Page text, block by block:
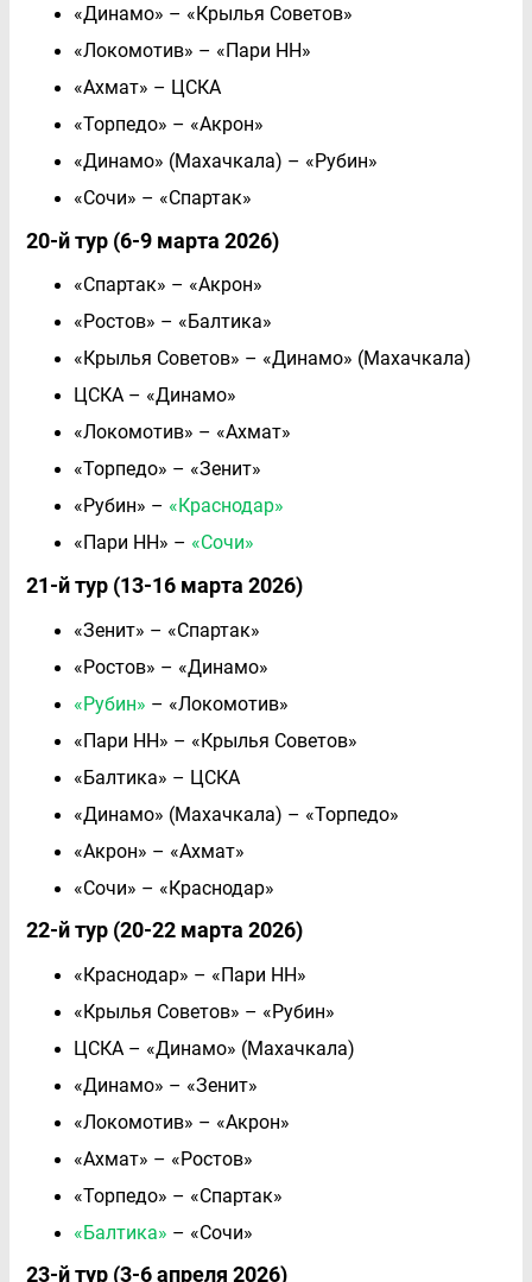
«Динамо» – «Крылья Советов»
«Локомотив» – «Пари НН»
«Ахмат» – ЦСКА
«Торпедо» – «Акрон»
«Динамо» (Махачкала) – «Рубин»
«Сочи» – «Спартак»
20-й тур (6-9 марта 2026)
«Спартак» – «Акрон»
«Ростов» – «Балтика»
«Крылья Советов» – «Динамо» (Махачкала)
ЦСКА – «Динамо»
«Локомотив» – «Ахмат»
«Торпедо» – «Зенит»
«Рубин» – «Краснодар»
«Пари НН» – «Сочи»
21-й тур (13-16 марта 2026)
«Зенит» – «Спартак»
«Ростов» – «Динамо»
«Рубин» – «Локомотив»
«Пари НН» – «Крылья Советов»
«Балтика» – ЦСКА
«Динамо» (Махачкала) – «Торпедо»
«Акрон» – «Ахмат»
«Сочи» – «Краснодар»
22-й тур (20-22 марта 2026)
«Краснодар» – «Пари НН»
«Крылья Советов» – «Рубин»
ЦСКА – «Динамо» (Махачкала)
«Динамо» – «Зенит»
«Локомотив» – «Акрон»
«Ахмат» – «Ростов»
«Торпедо» – «Спартак»
«Балтика» – «Сочи»
23-й тур (3-6 апреля 2026)